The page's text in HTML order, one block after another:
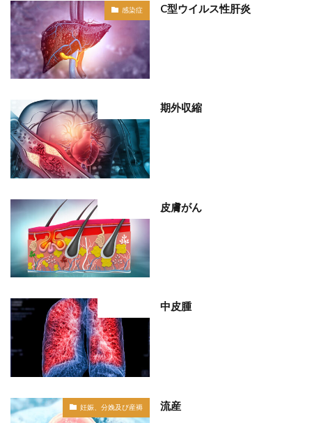
感染症 C型ウイルス性肝炎
期外収縮
皮膚がん
中皮腫
妊娠、分娩及び産褥 流産